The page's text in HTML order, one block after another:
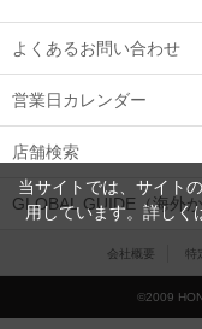
よくあるお問い合わせ
営業日カレンダー
店舗検索
GLOBAL GUIDE（海外
会社概要 特
©2009
当サイトでは、サイト
用しています。詳しく